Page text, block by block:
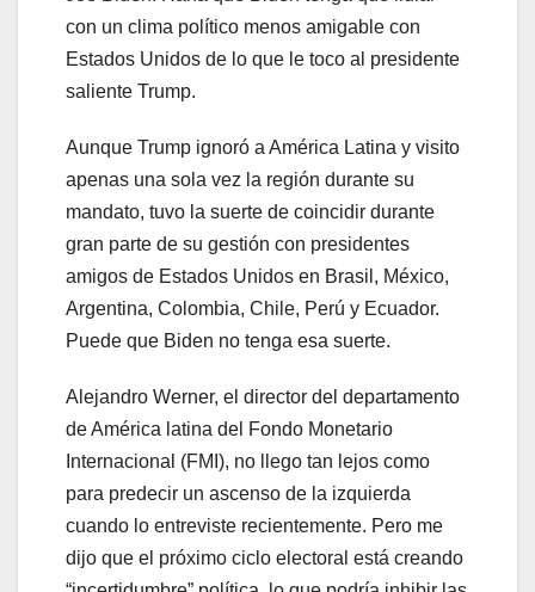
con un clima político menos amigable con
Estados Unidos de lo que le toco al presidente
saliente Trump.
Aunque Trump ignoró a América Latina y visito
apenas una sola vez la región durante su
mandato, tuvo la suerte de coincidir durante
gran parte de su gestión con presidentes
amigos de Estados Unidos en Brasil, México,
Argentina, Colombia, Chile, Perú y Ecuador.
Puede que Biden no tenga esa suerte.
Alejandro Werner, el director del departamento
de América latina del Fondo Monetario
Internacional (FMI), no llego tan lejos como
para predecir un ascenso de la izquierda
cuando lo entreviste recientemente. Pero me
dijo que el próximo ciclo electoral está creando